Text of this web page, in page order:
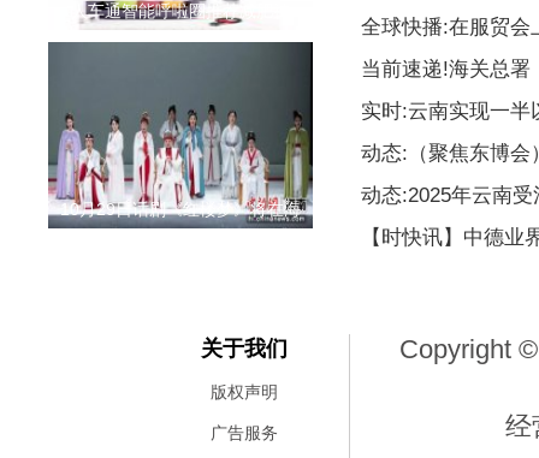
人车通智能呼啦圈推荐减肥神
10月29日话剧《红楼梦》将在海
全球快播:在服贸会
当前速递!海关总署
实时:云南实现一半
动态:（聚焦东博会
动态:2025年云南
【时快讯】中德
关于我们
版权声明
广告服务
Copyright
经